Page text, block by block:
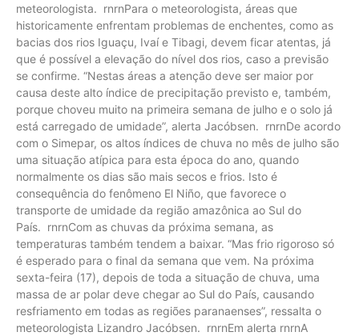
meteorologista. rnrnPara o meteorologista, áreas que
historicamente enfrentam problemas de enchentes, como as
bacias dos rios Iguaçu, Ivaí e Tibagi, devem ficar atentas, já
que é possível a elevação do nível dos rios, caso a previsão
se confirme. “Nestas áreas a atenção deve ser maior por
causa deste alto índice de precipitação previsto e, também,
porque choveu muito na primeira semana de julho e o solo já
está carregado de umidade”, alerta Jacóbsen. rnrnDe acordo
com o Simepar, os altos índices de chuva no mês de julho são
uma situação atípica para esta época do ano, quando
normalmente os dias são mais secos e frios. Isto é
consequência do fenômeno El Niño, que favorece o
transporte de umidade da região amazônica ao Sul do
País. rnrnCom as chuvas da próxima semana, as
temperaturas também tendem a baixar. “Mas frio rigoroso só
é esperado para o final da semana que vem. Na próxima
sexta-feira (17), depois de toda a situação de chuva, uma
massa de ar polar deve chegar ao Sul do País, causando
resfriamento em todas as regiões paranaenses”, ressalta o
meteorologista Lizandro Jacóbsen. rnrnEm alerta rnrnA